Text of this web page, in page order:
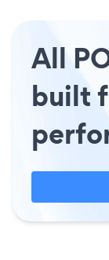
All
built